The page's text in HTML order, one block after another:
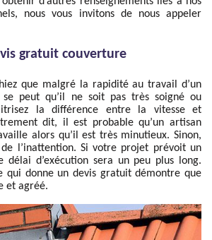
nous vous invitons de nous appeler
gratuit couverture
que malgré la rapidité au travail d’un
peut qu’il ne soit pas très soigné ou
la différence entre la vitesse et
dit, il est probable qu’un artisan
alors qu’il est très minutieux. Sinon,
l’inattention. Si votre projet prévoit un
délai d’exécution sera un peu plus long.
qui donne un devis gratuit démontre que
et agréé.